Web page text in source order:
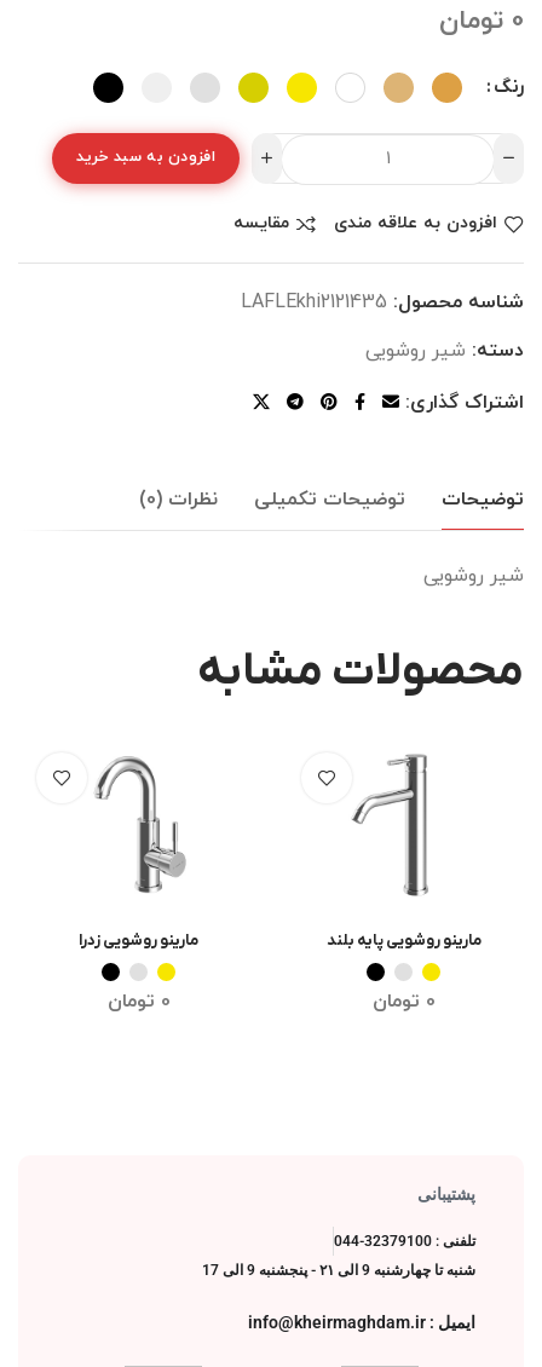
0 تومان
رنگ
افزودن به سبد خرید
افزودن به علاقه مندی مقایسه
شناسه محصول: LAFLEkhi2121435
دسته: شیر روشویی
اشتراک گذاری:
توضیحات توضیحات تکمیلی نظرات (0)
شیر روشویی
محصولات مشابه
انتخاب گزینه ها
مارینو روشویی پایه بلند
0 تومان
انتخاب گزینه ها
مارینو روشویی زدرا
0 تومان
پشتیبانی
تلفنی : 32379100-044
شنبه تا چهارشنبه 9 الی ۲۱ - پنجشنبه 9 الی 17
ایمیل : info@kheirmaghdam.ir